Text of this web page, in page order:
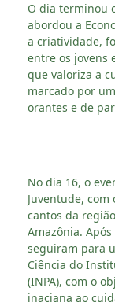
O dia terminou
abordou a
a criatividade,
entre os jovens
que valoriza a
marcado por
orantes e de
No dia 16, o
Juventude, com
cantos da
Amazônia.
seguiram para
Ciência do
(INPA), com o
inaciana ao